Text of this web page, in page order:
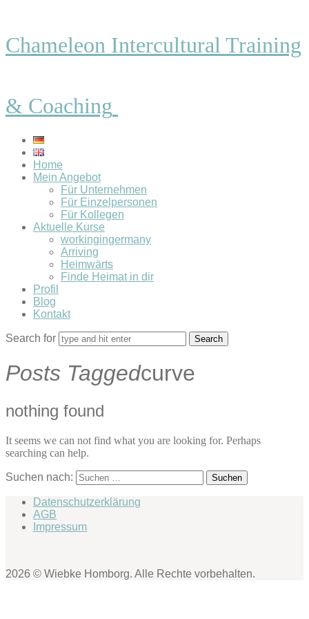
Chameleon Intercultural Training
& Coaching
Home
Mein Angebot
Für Unternehmen
Für Einzelpersonen
Für Kollegen
Aktuelle Kurse
workingingermany
Arriving
Heimwärts
Finde Heimat in dir
Profil
Blog
Kontakt
Search for
Posts Taggedcurve
nothing found
It seems we can not find what you are looking for. Perhaps
searching can help.
Suchen nach:
Datenschutzerklärung
AGB
Impressum
2026 © Wiebke Homborg. Alle Rechte vorbehalten.